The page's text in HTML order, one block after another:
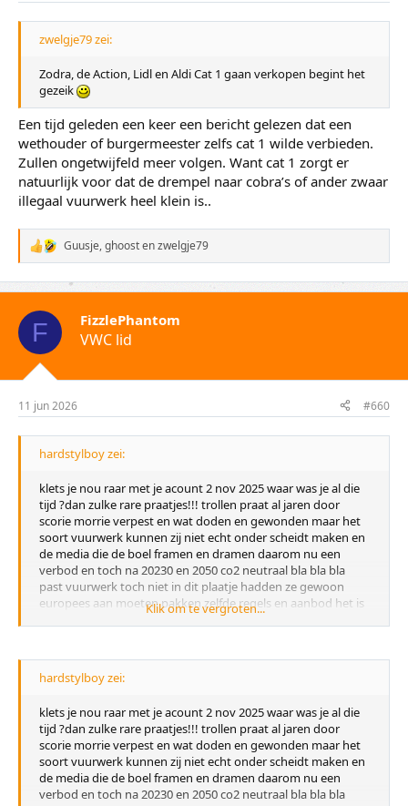
zwelgje79 zei:
Zodra, de Action, Lidl en Aldi Cat 1 gaan verkopen begint het
gezeik
Een tijd geleden een keer een bericht gelezen dat een
wethouder of burgermeester zelfs cat 1 wilde verbieden.
Zullen ongetwijfeld meer volgen. Want cat 1 zorgt er
natuurlijk voor dat de drempel naar cobra’s of ander zwaar
illegaal vuurwerk heel klein is..
W
a
a
r
d
e
i
n
n
Guusje,ghoostenzwelgje79
F FizzlePhantom
VWC lid
11 jun 2026 #660
hardstylboy zei:
klets je nou raar met je acount 2 nov 2025 waar was je al die
tijd ?dan zulke rare praatjes!!! trollen praat al jaren door
scorie morrie verpest en wat doden en gewonden maar het
soort vuurwerk kunnen zij niet echt onder scheidt maken en
de media die de boel framen en dramen daarom nu een
verbod en toch na 20230 en 2050 co2 neutraal bla bla bla
past vuurwerk toch niet in dit plaatje hadden ze gewoon
europees aan moeten pakken zelfde regels en aanbod het is
gewoon makkelijk voor handen te krijgen buitenland en
te kletsen zonnepanelen samenhorig is kompleet onzin
vreugedevuren enz rotzooi trappers komen wel aan hun shit
over grens alles te koop nu zijn die romijnse kanonnen erg in
trek van klasek o.a hun moeten dit soort dingen niet
verkopen net als amerika zoveel schiet incidenten hebt
wapen is makkelijk te krijgen ja wapen is niet gevaarlijk maar
de gebruiker van helaas lopen veel gestoorden rond mijn
Klik om te vergroten...
hardstylboy zei:
klets je nou raar met je acount 2 nov 2025 waar was je al die
tijd ?dan zulke rare praatjes!!! trollen praat al jaren door
scorie morrie verpest en wat doden en gewonden maar het
soort vuurwerk kunnen zij niet echt onder scheidt maken en
de media die de boel framen en dramen daarom nu een
verbod en toch na 20230 en 2050 co2 neutraal bla bla bla